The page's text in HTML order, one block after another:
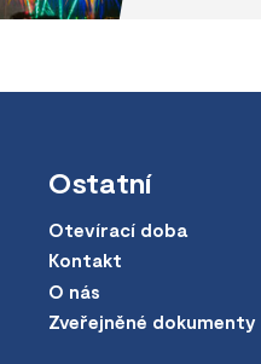
Ostatní
Otevírací doba
Kontakt
O nás
Zveřejněné dokumenty